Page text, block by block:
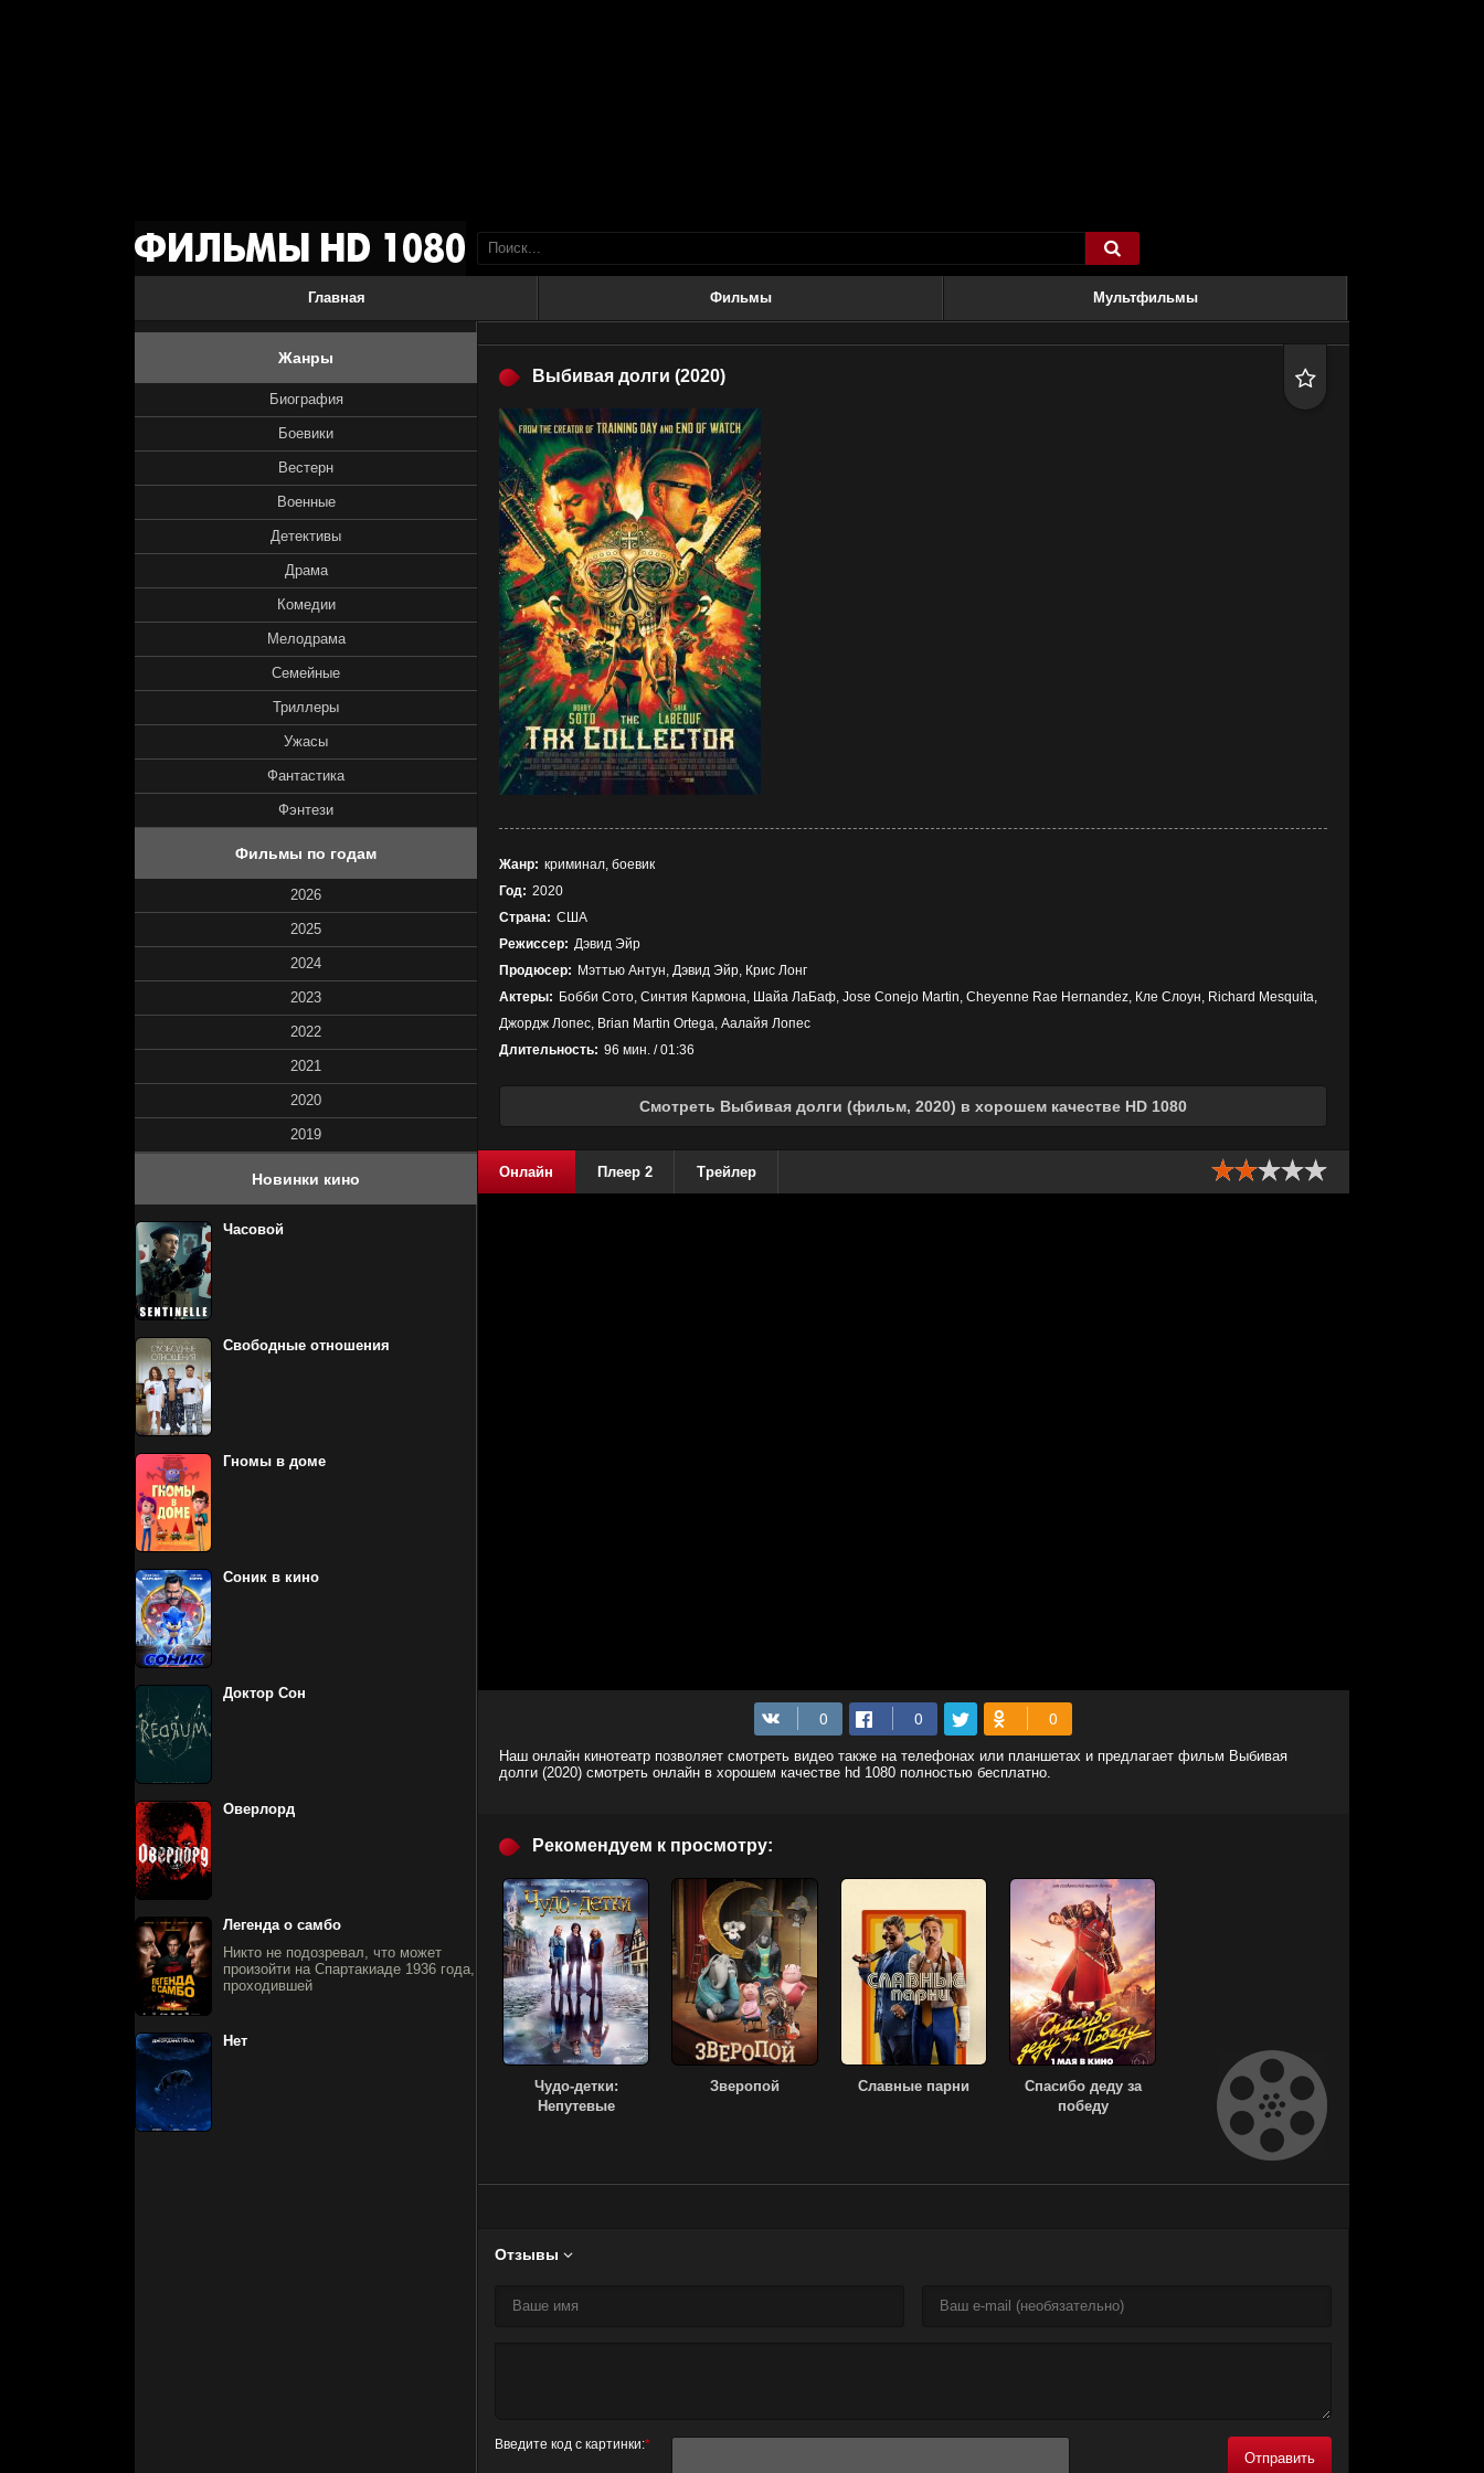

Главная Фильмы Мультфильмы
Выбивая долги (2020) 
Жанр: криминал, боевик
Год: 2020
Страна: США
Режиссер: Дэвид Эйр
Продюсер: Мэттью Антун, Дэвид Эйр, Крис Лонг
Актеры: Бобби Сото, Синтия Кармона, Шайа ЛаБаф, Jose Conejo Martin, Cheyenne Rae Hernandez, Кле Слоун, Richard Mesquita,
Джордж Лопес, Brian Martin Ortega, Аалайя Лопес
Длительность: 96 мин. / 01:36
Смотреть Выбивая долги (фильм, 2020) в хорошем качестве HD 1080
Онлайн Плеер 2 Трейлер
Наш онлайн кинотеатр позволяет смотреть видео также на телефонах или планшетах и предлагает фильм Выбивая
долги (2020) смотреть онлайн в хорошем качестве hd 1080 полностью бесплатно.
Рекомендуем к просмотру:
Чудо-детки:
Непутевые
Зверопой Славные парни
Спасибо деду за
победу
Отзывы 
Введите код с картинки:*
Отправить
Жанры
Биография
Боевики
Вестерн
Военные
Детективы
Драма
Комедии
Мелодрама
Семейные
Триллеры
Ужасы
Фантастика
Фэнтези
Фильмы по годам
2026
2025
2024
2023
2022
2021
2020
2019
Новинки кино
Часовой
Свободные отношения
Гномы в доме
Соник в кино
Доктор Сон
Оверлорд
Легенда о самбо
Никто не подозревал, что может
произойти на Спартакиаде 1936 года,
проходившей
Нет